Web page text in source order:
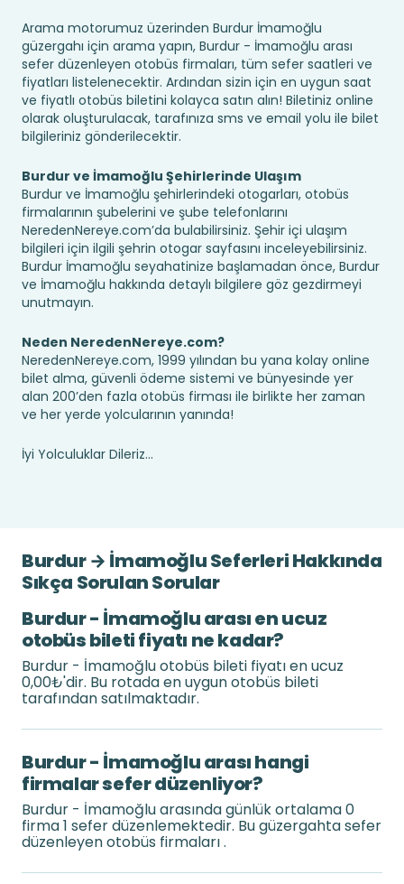
Arama motorumuz üzerinden Burdur İmamoğlu
güzergahı için arama yapın, Burdur - İmamoğlu arası
sefer düzenleyen otobüs firmaları, tüm sefer saatleri ve
fiyatları listelenecektir. Ardından sizin için en uygun saat
ve fiyatlı otobüs biletini kolayca satın alın! Biletiniz online
olarak oluşturulacak, tarafınıza sms ve email yolu ile bilet
bilgileriniz gönderilecektir.
Burdur ve İmamoğlu Şehirlerinde Ulaşım
Burdur ve İmamoğlu şehirlerindeki otogarları, otobüs
firmalarının şubelerini ve şube telefonlarını
NeredenNereye.com’da bulabilirsiniz. Şehir içi ulaşım
bilgileri için ilgili şehrin otogar sayfasını inceleyebilirsiniz.
Burdur İmamoğlu seyahatinize başlamadan önce, Burdur
ve İmamoğlu hakkında detaylı bilgilere göz gezdirmeyi
unutmayın.
Neden NeredenNereye.com?
NeredenNereye.com, 1999 yılından bu yana kolay online
bilet alma, güvenli ödeme sistemi ve bünyesinde yer
alan 200’den fazla otobüs firması ile birlikte her zaman
ve her yerde yolcularının yanında!
İyi Yolculuklar Dileriz...
Burdur → İmamoğlu Seferleri Hakkında
Sıkça Sorulan Sorular
Burdur - İmamoğlu arası en ucuz
otobüs bileti fiyatı ne kadar?
Burdur - İmamoğlu otobüs bileti fiyatı en ucuz
0,00₺'dir. Bu rotada en uygun otobüs bileti
tarafından satılmaktadır.
Burdur - İmamoğlu arası hangi
firmalar sefer düzenliyor?
Burdur - İmamoğlu arasında günlük ortalama 0
firma 1 sefer düzenlemektedir. Bu güzergahta sefer
düzenleyen otobüs firmaları .